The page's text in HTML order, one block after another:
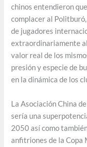
chinos entendieron
complacer al
de jugadores
extraordinariamente
valor real de los
presión y especie de
en la dinámica de los
La Asociación China
sería una
2050 así como
anfitriones de la Copa